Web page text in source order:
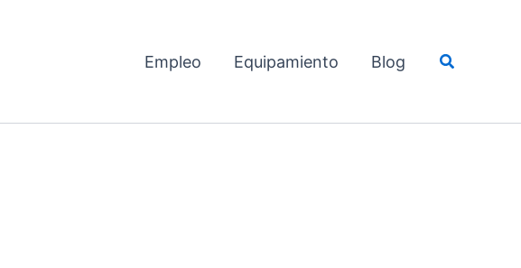
Empleo Equipamiento Blog Buscar